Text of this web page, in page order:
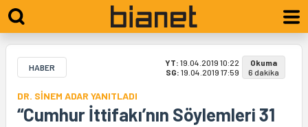
HABER YT: 19.04.2019 10:22
SG: 19.04.2019 17:59
Okuma
6 dakika
DR. SİNEM ADAR YANITLADI
“Cumhur İttifakı’nın Söylemleri 31